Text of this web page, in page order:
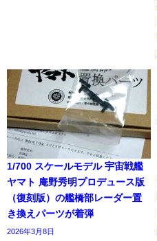
1/700 スケールモデル 宇宙戦艦
ヤマト 庵野秀明プロデュース版
（復刻版）の艦橋部レーダー置
き換えパーツが着弾
2026年3月8日